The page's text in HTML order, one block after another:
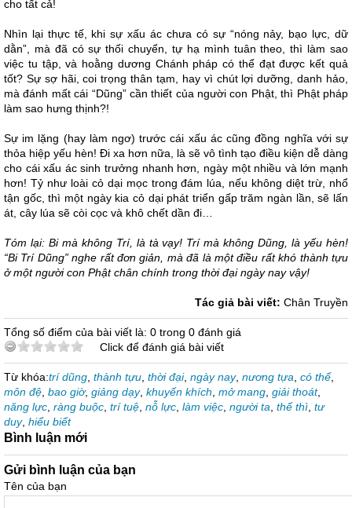
cho tất cả!
Nhìn lại thực tế, khi sự xấu ác chưa có sự “nóng nảy, bạo lực, dữ
dằn”, mà đã có sự thối chuyển, tự hạ mình tuân theo, thì làm sao
việc tu tập, và hoằng dương Chánh pháp có thể đạt được kết quả
tốt? Sự sợ hãi, coi trọng thân tạm, hay vì chút lợi dưỡng, danh hảo,
mà đánh mất cái “Dũng” cần thiết của người con Phật, thì Phật pháp
làm sao hưng thịnh?!
Sự im lặng (hay làm ngơ) trước cái xấu ác cũng đồng nghĩa với sự
thỏa hiệp yếu hèn! Đi xa hơn nữa, là sẽ vô tình tạo điều kiện dễ dàng
cho cái xấu ác sinh trưởng nhanh hơn, ngày một nhiều và lớn mạnh
hơn! Tỷ như loài cỏ dại mọc trong đám lúa, nếu không diệt trừ, nhổ
tận gốc, thì một ngày kia cỏ dại phát triển gấp trăm ngàn lần, sẽ lấn
át, cây lúa sẽ còi cọc và khô chết dần đi…
Tóm lại: Bi mà không Trí, là tà vạy! Trí mà không Dũng, là yếu hèn!
“Bi Trí Dũng” nghe rất đơn giản, mà đã là một điều rất khó thành tựu
ở một người con Phật chân chính trong thời đại ngày nay vậy!
Tác giả bài viết: Chân Truyền
Tổng số điểm của bài viết là: 0 trong 0 đánh giá
Click để đánh giá bài viết
Từ khóa:trí dũng, thành tựu, thời đại, ngày nay, nương tựa, có thể,
môn đệ, bao giờ, giảng dạy, khuyến khích, mở mang, giải thoát,
năng lực, ràng buộc, trí tuệ, nỗ lực, làm việc, người ta, thế thì, tư
duy, hiểu biết
Bình luận mới
Gửi bình luận của bạn
Tên của bạn